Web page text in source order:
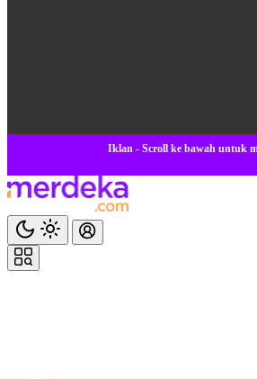
Iklan - Scroll ke bawah untuk